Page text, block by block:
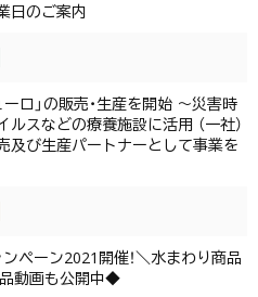
日のご案内
ロ」の販売・生産を開始 ～災害時
スなどの療養施設に活用 （一社）
及び生産パートナーとして事業を
ペーン2021開催！＼水まわり商品
動画も公開中◆